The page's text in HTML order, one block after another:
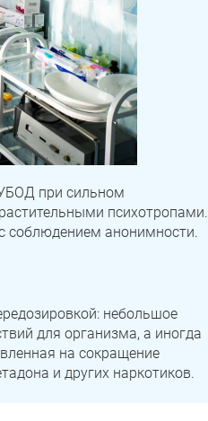
при сильном
психотропами.
соблюдением анонимности.
небольшое
для организма, а иногда
на сокращение
и других наркотиков.